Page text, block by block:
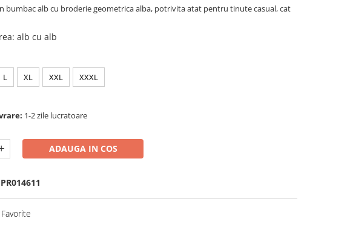
bumbac alb cu broderie geometrica alba, potrivita atat pentru tinute casual, cat
: alb cu alb
L XL XXL XXXL
1-2 zile lucratoare
ADAUGA IN COS
PR014611